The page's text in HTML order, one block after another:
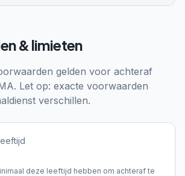
& limieten
gelden voor achteraf
. Let op: exacte voorwaarden
verschillen.
deze leeftijd hebben om achteraf te